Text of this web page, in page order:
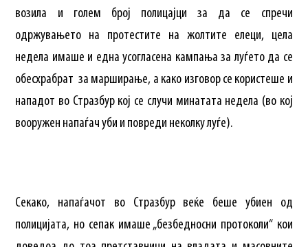
возила и голем број полицајци за да се спречи
одржувањето на протестите на жолтите елеци, цела
недела имаше и една усогласена кампања за луѓето да се
обесхрабрат за марширање, а како изговор се користеше и
нападот во Стразбур кој се случи минатата недела (во кој
вооружен напаѓач уби и повреди неколку луѓе).
Секако, напаѓачот во Стразбур веќе беше убиен од
полицијата, но сепак имаше „безбедносни протоколи“ кои